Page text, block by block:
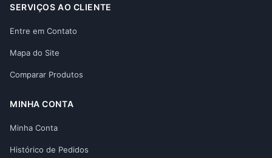
SERVIÇOS AO CLIENTE
Entre em Contato
Mapa do Site
Comparar Produtos
MINHA CONTA
Minha Conta
Histórico de Pedidos